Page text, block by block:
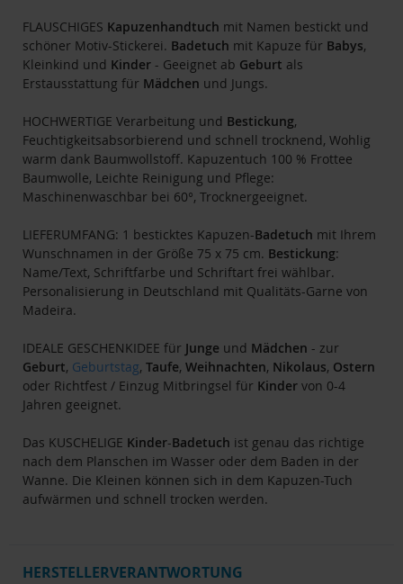
FLAUSCHIGES Kapuzenhandtuch mit Namen bestickt und
schöner Motiv-Stickerei. Badetuch mit Kapuze für Babys,
Kleinkind und Kinder - Geeignet ab Geburt als
Erstausstattung für Mädchen und Jungs.
HOCHWERTIGE Verarbeitung und Bestickung,
Feuchtigkeitsabsorbierend und schnell trocknend, Wohlig
warm dank Baumwollstoff. Kapuzentuch 100 % Frottee
Baumwolle, Leichte Reinigung und Pflege:
Maschinenwaschbar bei 60°, Trocknergeeignet.
LIEFERUMFANG: 1 besticktes Kapuzen-Badetuch mit Ihrem
Wunschnamen in der Größe 75 x 75 cm. Bestickung:
Name/Text, Schriftfarbe und Schriftart frei wählbar.
Personalisierung in Deutschland mit Qualitäts-Garne von
Madeira.
IDEALE GESCHENKIDEE für Junge und Mädchen - zur
Geburt, Geburtstag, Taufe, Weihnachten, Nikolaus, Ostern
oder Richtfest / Einzug Mitbringsel für Kinder von 0-4
Jahren geeignet.
Das KUSCHELIGE Kinder-Badetuch ist genau das richtige
nach dem Planschen im Wasser oder dem Baden in der
Wanne. Die Kleinen können sich in dem Kapuzen-Tuch
aufwärmen und schnell trocken werden.
HERSTELLERVERANTWORTUNG